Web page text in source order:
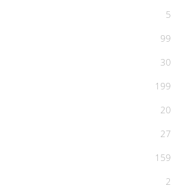
5
99
30
199
20
27
159
2